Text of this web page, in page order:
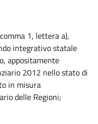
1, lettera a),
integrativo statale
appositamente
2012 nello stato di
in misura
delle Regioni;